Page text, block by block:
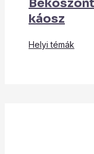
káosz
Helyi témák